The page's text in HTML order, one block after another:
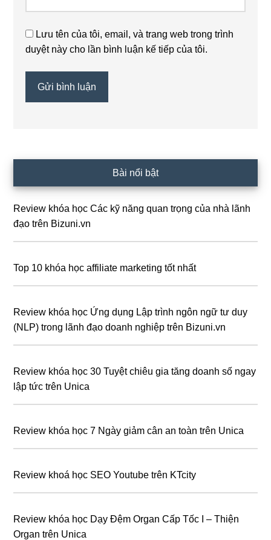
Lưu tên của tôi, email, và trang web trong trình
duyệt này cho lần bình luận kế tiếp của tôi.
chính
Bài nổi bật
Review khóa học Các kỹ năng quan trọng của nhà lãnh
đạo trên Bizuni.vn
Top 10 khóa học affiliate marketing tốt nhất
Review khóa học Ứng dụng Lập trình ngôn ngữ tư duy
(NLP) trong lãnh đạo doanh nghiệp trên Bizuni.vn
Review khóa học 30 Tuyệt chiêu gia tăng doanh số ngay
lập tức trên Unica
Review khóa học 7 Ngày giảm cân an toàn trên Unica
Review khoá học SEO Youtube trên KTcity
Review khóa học Dạy Đệm Organ Cấp Tốc I – Thiện
Organ trên Unica